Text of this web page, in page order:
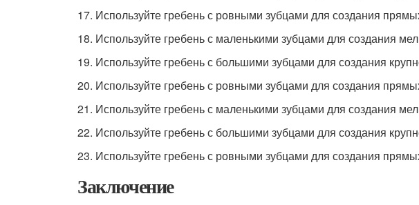
17. Используйте гребень с ровными зубцами для создания
18. Используйте гребень с маленькими зубцами для создания
19. Используйте гребень с большими зубцами для создания
20. Используйте гребень с ровными зубцами для создания
21. Используйте гребень с маленькими зубцами для создания
22. Используйте гребень с большими зубцами для создания
23. Используйте гребень с ровными зубцами для создания
Заключение